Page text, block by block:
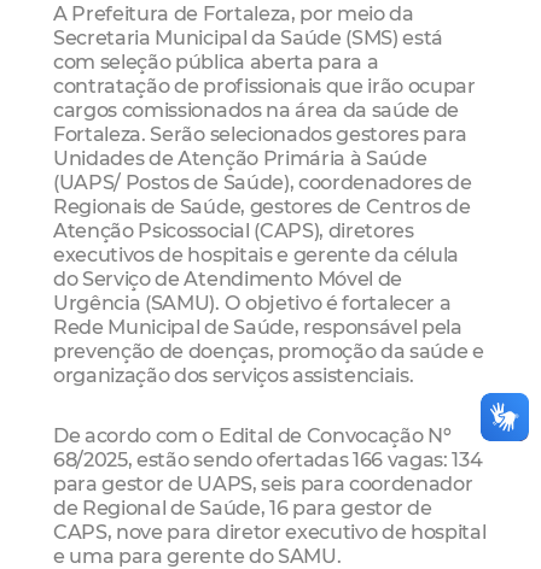
A Prefeitura de Fortaleza, por meio da
Secretaria Municipal da Saúde (SMS) está
com seleção pública aberta para a
contratação de profissionais que irão ocupar
cargos comissionados na área da saúde de
Fortaleza. Serão selecionados gestores para
Unidades de Atenção Primária à Saúde
(UAPS/ Postos de Saúde), coordenadores de
Regionais de Saúde, gestores de Centros de
Atenção Psicossocial (CAPS), diretores
executivos de hospitais e gerente da célula
do Serviço de Atendimento Móvel de
Urgência (SAMU). O objetivo é fortalecer a
Rede Municipal de Saúde, responsável pela
prevenção de doenças, promoção da saúde e
organização dos serviços assistenciais.
De acordo com o Edital de Convocação Nº
68/2025, estão sendo ofertadas 166 vagas: 134
para gestor de UAPS, seis para coordenador
de Regional de Saúde, 16 para gestor de
CAPS, nove para diretor executivo de hospital
e uma para gerente do SAMU.